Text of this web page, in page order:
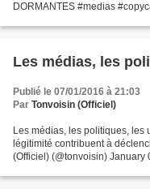
DORMANTES #medias
Les médias, les
Publié le 07/01/2016 à 21:03
Par Tonvoisin (Officiel)
Les médias, les politiques, les
légitimité contribuent à
(Officiel) (@tonvoisin) January